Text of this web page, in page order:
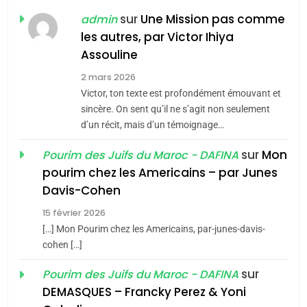
Jacques Hadida
JUDAISME
Maroc : Les amandes de
Tafraout, le miel de Tadla
Azilal consacrés produits
du terroir
DAFINA MAROC
Oeil ravageur – Vanessa
De Loya Stauber
«Tu dis génocide, je dis
guerre»: La nouvelle
adminsur Une Mission pas comme
les autres, par Victor Ihiya
Assouline
2 mars 2026
Victor, ton texte est profondément émouvant et
sincère. On sent qu’il ne s’agit non seulement
d’un récit, mais d’un témoignage…
Pourim des Juifs du Maroc - DAFINA sur Mon
pourim chez les Americains – par Junes
Davis-Cohen
15 février 2026
[…] Mon Pourim chez les Americains, par-junes-davis-
cohen […]
Pourim des Juifs du Maroc - DAFINA sur
DEMASQUES – Francky Perez & Yoni
2025, l’année la plus
d’ADL contre
l’antisémitisme
FRANCE ISRAÉL